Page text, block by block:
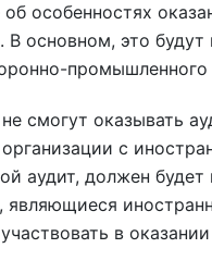
об особенностях
В основном, это
смогут оказывать
с
аудит, должен
являющиеся
в